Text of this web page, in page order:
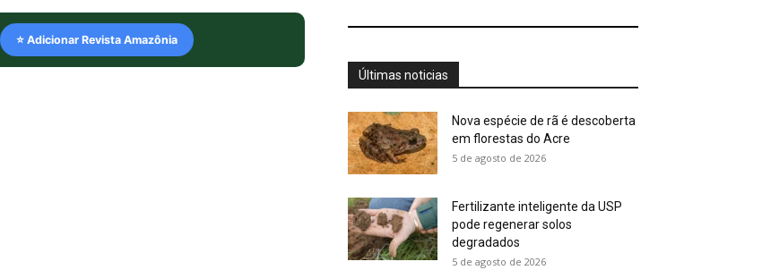
⭐ Adicionar Revista Amazônia
Últimas noticias
Nova espécie de rã é descoberta
em florestas do Acre
5 de agosto de 2026
Fertilizante inteligente da USP
pode regenerar solos
degradados
5 de agosto de 2026